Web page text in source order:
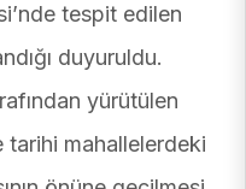
tespit edilen
duyuruldu.
yürütülen
tarihi mahallelerdeki